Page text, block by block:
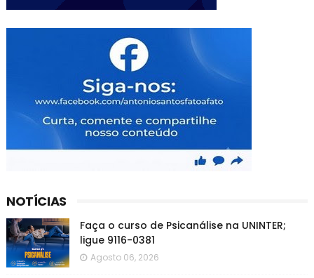
NOTÍCIAS
Faça o curso de Psicanálise na UNINTER;
ligue 9116-0381
Agosto 06, 2026